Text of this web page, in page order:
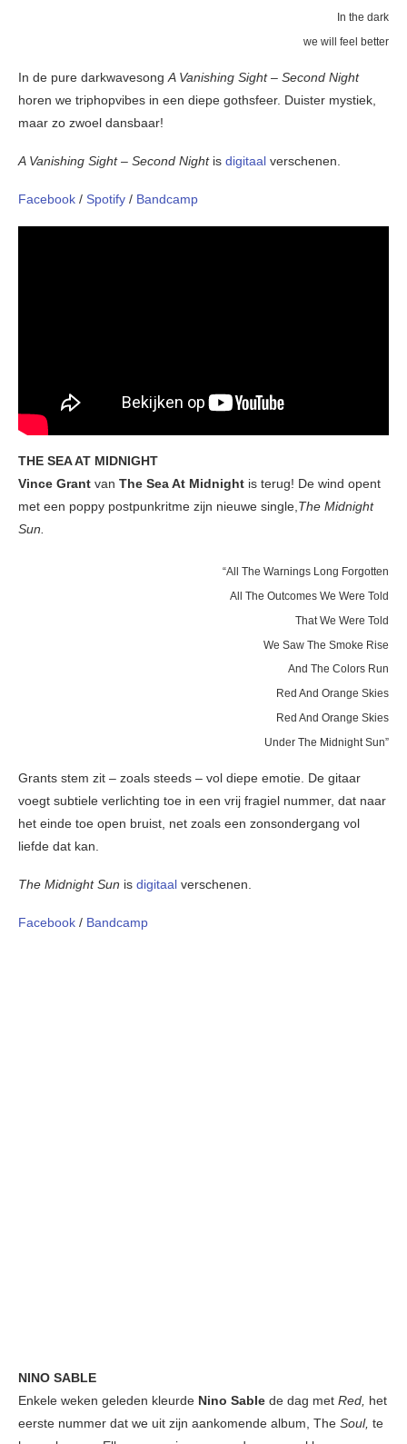
In the dark
we will feel better
In de pure darkwavesong A Vanishing Sight – Second Night
horen we triphopvibes in een diepe gothsfeer. Duister mystiek,
maar zo zwoel dansbaar!
A Vanishing Sight – Second Night is digitaal verschenen.
Facebook / Spotify / Bandcamp
THE SEA AT MIDNIGHT
Vince Grant van The Sea At Midnight is terug! De wind opent
met een poppy postpunkritme zijn nieuwe single, The Midnight
Sun.
“All The Warnings Long Forgotten
All The Outcomes We Were Told
That We Were Told
We Saw The Smoke Rise
And The Colors Run
Red And Orange Skies
Red And Orange Skies
Under The Midnight Sun”
Grants stem zit – zoals steeds – vol diepe emotie. De gitaar
voegt subtiele verlichting toe in een vrij fragiel nummer, dat naar
het einde toe open bruist, net zoals een zonsondergang vol
liefde dat kan.
The Midnight Sun is digitaal verschenen.
Facebook / Bandcamp
NINO SABLE
Enkele weken geleden kleurde Nino Sable de dag met Red, het
eerste nummer dat we uit zijn aankomende album, The Soul, te